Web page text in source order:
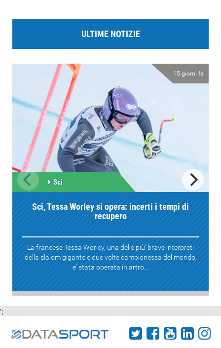
ULTIME NOTIZIE
15 giorni fa
Sci
Sci, Tessa Worley si opera: incerti i tempi di
recupero
La francese Tessa Worley, una delle più' brave interpreti
della slalom gigante e due volte campionessa del mondo,
e' stata operata in artro...
';